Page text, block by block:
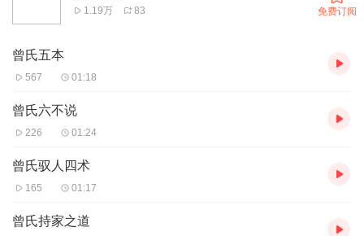
1.19万 83 免费订阅
曾氏五本
567 01:18
曾氏六不说
226 01:24
曾氏驭人四术
165 01:17
曾氏持家之道